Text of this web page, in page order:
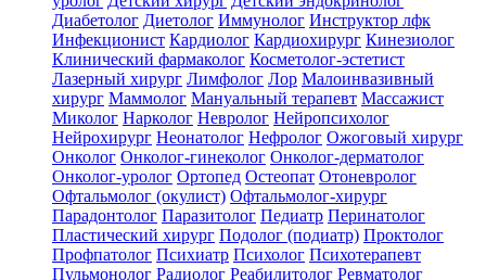
Диабетолог Диетолог Иммунолог Инструктор лфк
Инфекционист Кардиолог Кардиохирург Кинезиолог
Клинический фармаколог Косметолог-эстетист
Лазерный хирург Лимфолог Лор Малоинвазивный
хирург Маммолог Мануальный терапевт Массажист
Миколог Нарколог Невролог Нейропсихолог
Нейрохирург Неонатолог Нефролог Ожоговый хирург
Онколог Онколог-гинеколог Онколог-дерматолог
Онколог-уролог Ортопед Остеопат Отоневролог
Офтальмолог (окулист) Офтальмолог-хирург
Парадонтолог Паразитолог Педиатр Перинатолог
Пластический хирург Подолог (подиатр) Проктолог
Профпатолог Психиатр Психолог Психотерапевт
Пульмонолог Радиолог Реабилитолог Ревматолог